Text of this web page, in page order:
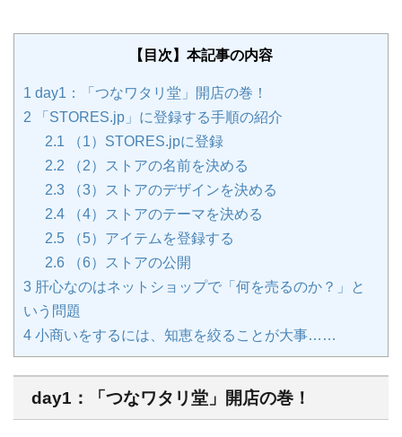
【目次】本記事の内容
1 day1：「つなワタリ堂」開店の巻！
2 「STORES.jp」に登録する手順の紹介
2.1 （1）STORES.jpに登録
2.2 （2）ストアの名前を決める
2.3 （3）ストアのデザインを決める
2.4 （4）ストアのテーマを決める
2.5 （5）アイテムを登録する
2.6 （6）ストアの公開
3 肝心なのはネットショップで「何を売るのか？」と
いう問題
4 小商いをするには、知恵を絞ることが大事……
day1：「つなワタリ堂」開店の巻！